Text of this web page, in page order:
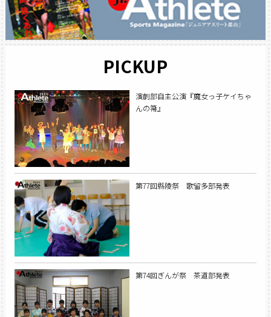
PICKUP
演劇部自主公演『魔女っ子ケイちゃ
んの箒』
第77回縣陵祭 歌留多部発表
第74回ぎんが祭 茶道部発表